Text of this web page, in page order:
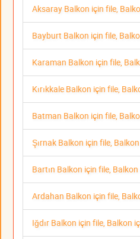
Aksaray Balkon için file,
Bayburt Balkon için file,
Karaman Balkon için file,
Kırıkkale Balkon için file,
Batman Balkon için file,
Şırnak Balkon için file,
Bartın Balkon için file,
Ardahan Balkon için file,
Iğdır Balkon için file, Balkon